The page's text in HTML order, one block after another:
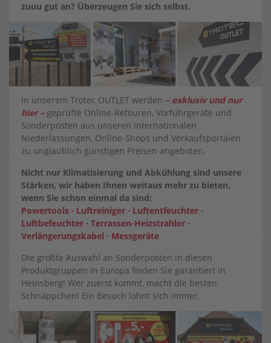
zuuu gut an? Überzeugen Sie sich selbst.
In unserem Trotec OUTLET werden – exklusiv und nur
hier –geprüfte Online-Retouren, Vorführgeräte und
Sonderposten aus unseren internationalen
Niederlassungen, Online-Shops und Verkaufsportalen
zu unglaublich günstigen Preisen angeboten.
Nicht nur Klimatisierung und Abkühlung sind unsere
Stärken, wir haben Ihnen weitaus mehr zu bieten,
wenn Sie schon einmal da sind:
Powertools · Luftreiniger · Luftentfeuchter ·
Luftbefeuchter · Terrassen-Heizstrahler ·
Verlängerungskabel · Messgeräte
Die größte Auswahl an Sonderposten in diesen
Produktgruppen in Europa finden Sie garantiert in
Heinsberg! Wer zuerst kommt, macht die besten
Schnäppchen! Ein Besuch lohnt sich immer.